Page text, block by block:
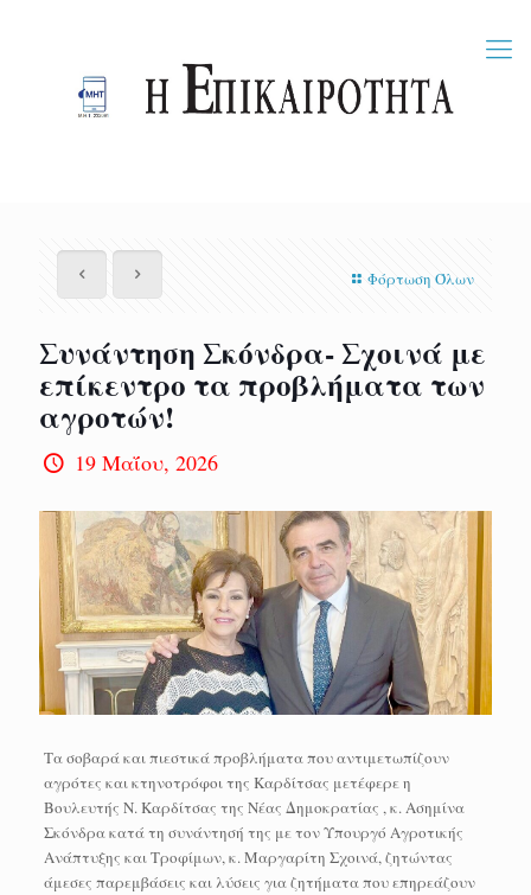
Φόρτωση Όλων
Συνάντηση Σκόνδρα- Σχοινά με
επίκεντρο τα προβλήματα των
αγροτών!
19 Μαΐου, 2026
Τα σοβαρά και πιεστικά προβλήματα που αντιμετωπίζουν
αγρότες και κτηνοτρόφοι της Καρδίτσας μετέφερε η
Βουλευτής Ν. Καρδίτσας της Νέας Δημοκρατίας , κ. Ασημίνα
Σκόνδρα κατά τη συνάντησή της με τον Υπουργό Αγροτικής
Ανάπτυξης και Τροφίμων, κ. Μαργαρίτη Σχοινά, ζητώντας
άμεσες παρεμβάσεις και λύσεις για ζητήματα που επηρεάζουν